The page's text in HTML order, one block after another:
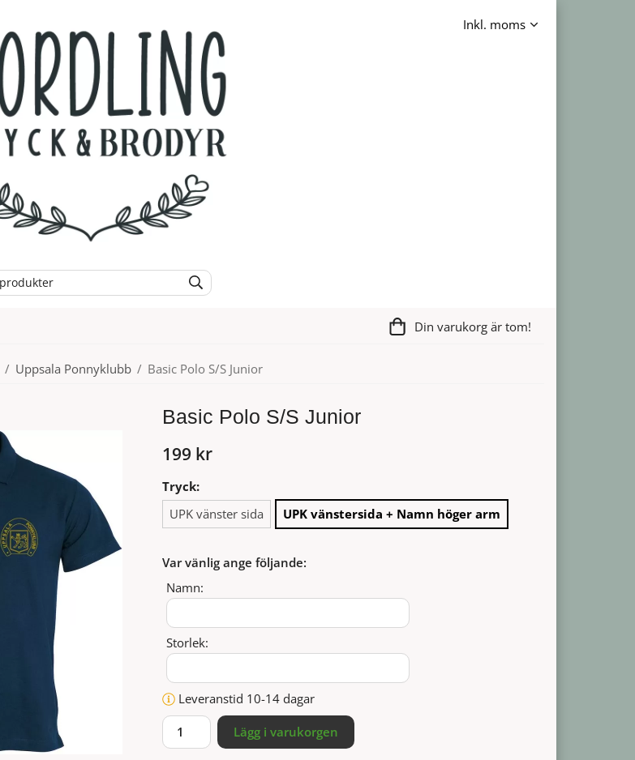
Din varukorg är tom!
/ Uppsala Ponnyklubb / Basic Polo S/S Junior
Basic Polo S/S Junior
199 kr
Tryck:
UPK vänster sida
UPK vänstersida + Namn höger arm
Var vänlig ange följande:
Namn:
Storlek:
Leveranstid 10-14 dagar
Lägg i varukorgen